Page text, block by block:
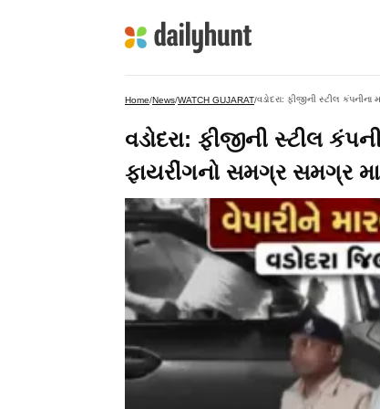
Home/News/WATCH GUJARAT/વડોદરા: ફીજીની સ્ટીલ
વડોદરા: ફીજીની સ્ટીલ
ફાયરીંગનો સમગ્ર સમગ્ર